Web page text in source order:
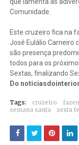
Comunidade.
Este cruzeiro fica na
José Eulálio Carneiro
são presença
todos para os
Sextas, finalizando
Do
Tags: cruzeiro
semana santa
sexta